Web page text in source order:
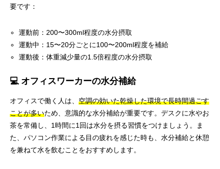
要です：
運動前：200〜300ml程度の水分摂取
運動中：15〜20分ごとに100〜200ml程度を補給
運動後：体重減少量の1.5倍程度の水分摂取
💻 オフィスワーカーの水分補給
オフィスで働く人は、 空調の効いた乾燥した環境で長時間過ごす
ことが多いため、意識的な水分補給が重要です。デスクに水やお
茶を常備し、1時間に1回は水分を摂る習慣をつけましょう。ま
た、パソコン作業による目の疲れを感じた時も、水分補給と休憩
を兼ねて水を飲むことをおすすめします。